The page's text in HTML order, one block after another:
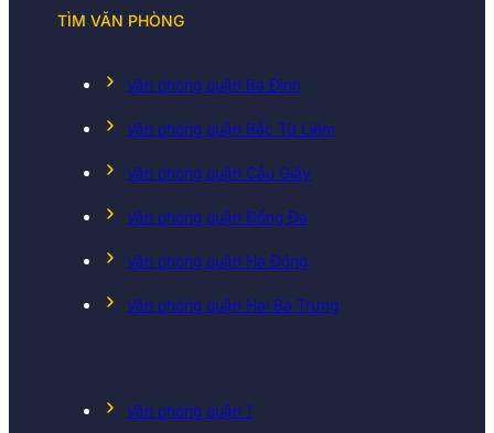
TÌM VĂN PHÒNG
Văn phòng quận Ba Đình
Văn phòng quận Bắc Từ Liêm
Văn phòng quận Cầu Giấy
Văn phòng quận Đống Đa
Văn phòng quận Hà Đông
Văn phòng quận Hai Bà Trưng
Văn phòng quận 1